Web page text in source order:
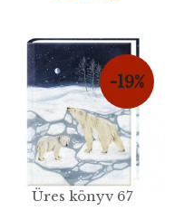
-19%
Üres könyv 67